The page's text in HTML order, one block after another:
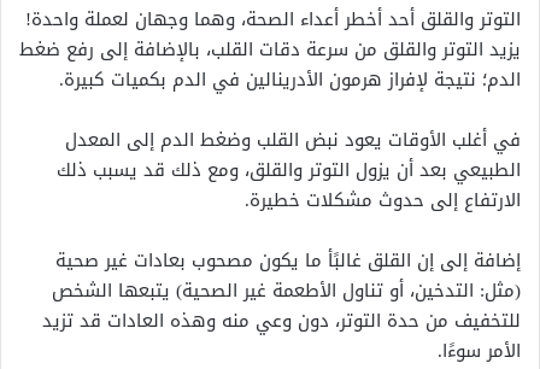
التوتر والقلق أحد أخطر أعداء الصحة، وهما وجهان لعملة واحدة!
يزيد التوتر والقلق من سرعة دقات القلب، بالإضافة إلى رفع ضغط
الدم؛ نتيجة لإفراز هرمون الأدرينالين في الدم بكميات كبيرة.
في أغلب الأوقات يعود نبض القلب وضغط الدم إلى المعدل
الطبيعي بعد أن يزول التوتر والقلق، ومع ذلك قد يسبب ذلك
الارتفاع إلى حدوث مشكلات خطيرة.
إضافة إلى إن القلق غالبًأ ما يكون مصحوب بعادات غير صحية
(مثل: التدخين، أو تناول الأطعمة غير الصحية) يتبعها الشخص
للتخفيف من حدة التوتر، دون وعي منه وهذه العادات قد تزيد
الأمر سوءًا.